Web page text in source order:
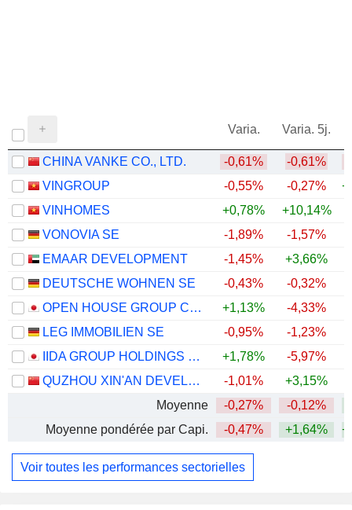
Varia. Varia. 5j.
CHINA VANKE CO., LTD. -0,61% -0,61%
VINGROUP
-0,55% -0,27%
VINHOMES
+0,78% +10,14%
VONOVIA SE
-1,89% -1,57%
EMAAR DEVELOPMENT
-1,45% +3,66%
DEUTSCHE WOHNEN SE
-0,43% -0,32%
OPEN HOUSE GROUP CO., LTD.
+1,13% -4,33%
LEG IMMOBILIEN SE
-0,95% -1,23%
IIDA GROUP HOLDINGS CO., LTD.
+1,78% -5,97%
QUZHOU XIN'AN DEVELOPMENT CO., LTD.
-1,01% +3,15%
Moyenne
-0,27% -0,12%
Moyenne pondérée par Capi.
-0,47% +1,64%
Voir toutes les performances sectorielles